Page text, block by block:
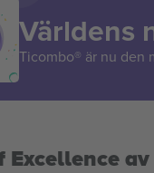
Världens
Ticombo® är nu den
Excellence